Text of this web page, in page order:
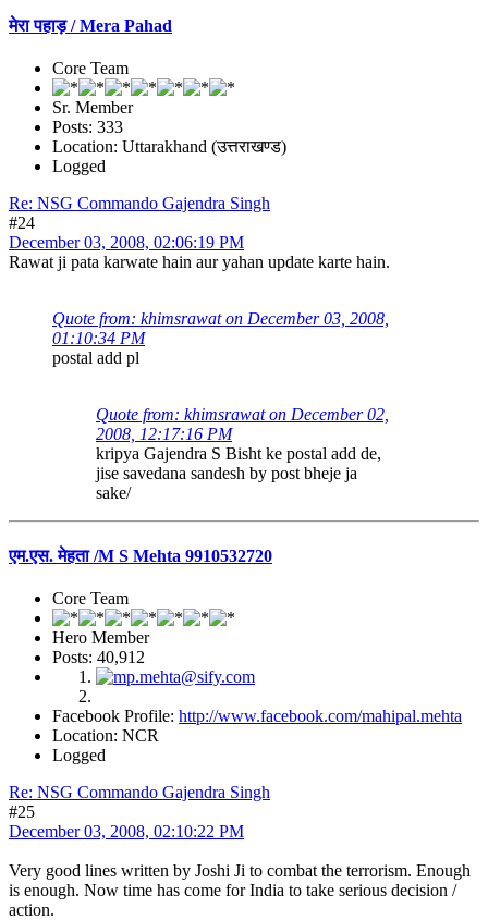
मेरा पहाड़ / Mera Pahad
Core Team
Sr. Member
Posts: 333
Location: Uttarakhand (उत्तराखण्ड)
Logged
Re: NSG Commando Gajendra Singh
#24
December 03, 2008, 02:06:19 PM
Rawat ji pata karwate hain aur yahan update karte hain.
Quote from: khimsrawat on December 03, 2008,
01:10:34 PM
postal add pl
Quote from: khimsrawat on December 02,
2008, 12:17:16 PM
kripya Gajendra S Bisht ke postal add de,
jise savedana sandesh by post bheje ja
sake/
एम.एस. मेहता /M S Mehta 9910532720
Core Team
Hero Member
Posts: 40,912
Facebook Profile: http://www.facebook.com/mahipal.mehta
Location: NCR
Logged
Re: NSG Commando Gajendra Singh
#25
December 03, 2008, 02:10:22 PM
Very good lines written by Joshi Ji to combat the terrorism. Enough
is enough. Now time has come for India to take serious decision /
action.